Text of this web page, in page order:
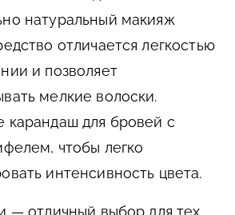
натуральный макияж
отличается легкостью
и позволяет
мелкие волоски.
карандаш для бровей с
чтобы легко
интенсивность цвета.
— отличный выбор для тех,